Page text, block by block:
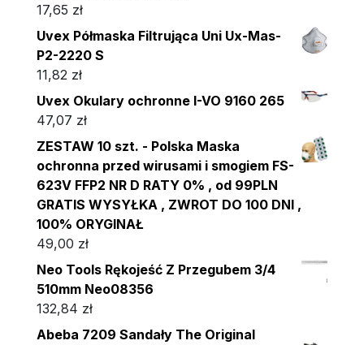
17,65 zł
Uvex Półmaska Filtrująca Uni Ux-Mas-
P2-2220 S
11,82 zł
Uvex Okulary ochronne I-VO 9160 265
47,07 zł
ZESTAW 10 szt. - Polska Maska
ochronna przed wirusami i smogiem FS-
623V FFP2 NR D RATY 0% , od 99PLN
GRATIS WYSYŁKA , ZWROT DO 100 DNI ,
100% ORYGINAŁ
49,00 zł
Neo Tools Rękojeść Z Przegubem 3/4
510mm Neo08356
132,84 zł
Abeba 7209 Sandały The Original